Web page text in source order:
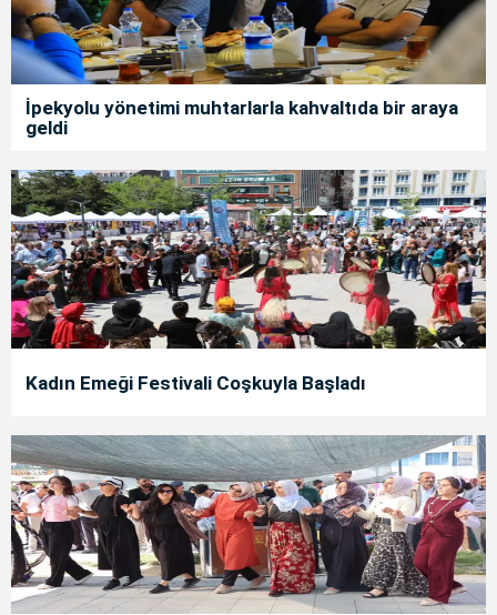
İpekyolu yönetimi muhtarlarla kahvaltıda bir araya
geldi
Kadın Emeği Festivali Coşkuyla Başladı